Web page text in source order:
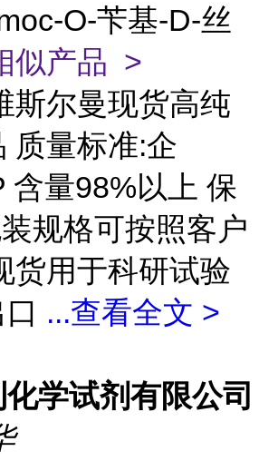
O-苄基-D-丝
似产品 >
斯尔曼现货高纯
质量标准:企
含量98%以上 保
规格可按照客户
货用于科研试验
...查看全文 >
学试剂有限公司